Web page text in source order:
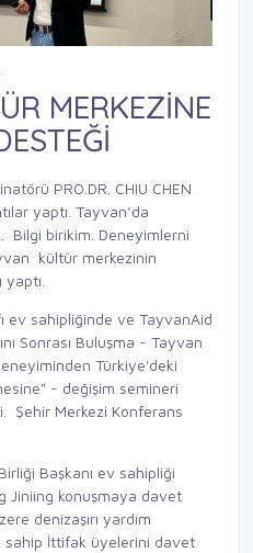
MERKEZİNE
PRO.DR. CHIU CHEN
yaptı. Tayvan’da
Bilgi birikim. Deneyimlerni
kültür merkezinin
ev sahipliğinde ve TayvanAid
Sonrası Buluşma - Tayvan
Türkiye'deki
- değişim semineri
Şehir Merkezi Konferans
Başkanı ev sahipliği
Jiniing konuşmaya davet
denizaşırı yardım
sahip İttifak üyelerini davet